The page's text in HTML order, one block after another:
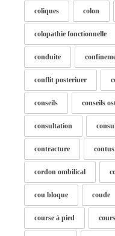
coliques colon
colopathie fonctionnelle
conduite
conflit posteriuer
conseils conseils
consultation
contracture
cordon ombilical
cou bloque coude
course à pied